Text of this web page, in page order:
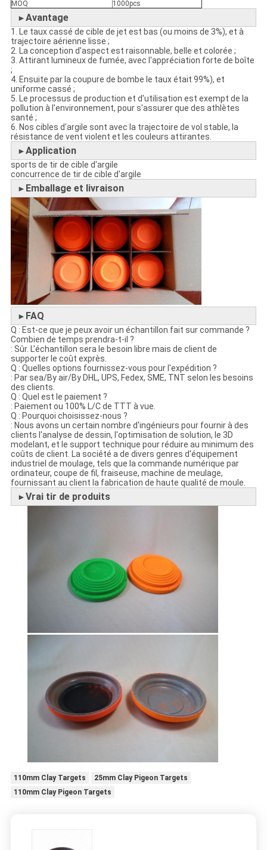
MOQ 1000pcs
►Avantage
1. Le taux cassé de cible de jet est bas (ou moins de 3%), et à
trajectoire aérienne lisse ;
2. La conception d'aspect est raisonnable, belle et colorée ;
3. Attirant lumineux de fumée, avec l'appréciation forte de boîte
;
4. Ensuite par la coupure de bombe le taux était 99%), et
uniforme cassé ;
5. Le processus de production et d'utilisation est exempt de la
pollution à l'environnement, pour s'assurer que des athlètes
santé ;
6. Nos cibles d'argile sont avec la trajectoire de vol stable, la
résistance de vent violent et les couleurs attirantes.
►Application
sports de tir de cible d'argile
concurrence de tir de cible d'argile
► Emballage et livraison
► FAQ
Q : Est-ce que je peux avoir un échantillon fait sur commande ?
Combien de temps prendra-t-il ?
: Sûr. L'échantillon sera le besoin libre mais de client de
supporter le coût exprès.
Q : Quelles options fournissez-vous pour l'expédition ?
: Par sea/By air/By DHL, UPS, Fedex, SME, TNT selon les besoins
des clients.
Q : Quel est le paiement ?
: Paiement ou 100% L/C de TTT à vue.
Q : Pourquoi choisissez-nous ?
: Nous avons un certain nombre d'ingénieurs pour fournir à des
clients l'analyse de dessin, l'optimisation de solution, le 3D
modelant, et le support technique pour réduire au minimum des
coûts de client. La société a de divers genres d'équipement
industriel de moulage, tels que la commande numérique par
ordinateur, coupe de fil, fraiseuse, machine de meulage,
fournissant au client la fabrication de haute qualité de moule.
►Vrai tir de produits
110mm Clay Targets
25mm Clay Pigeon Targets
110mm Clay Pigeon Targets